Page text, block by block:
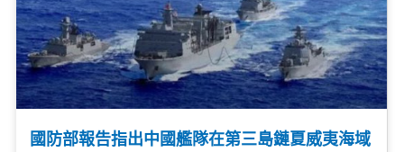
國防部報告指出中國艦隊在第三島鏈夏威夷海域